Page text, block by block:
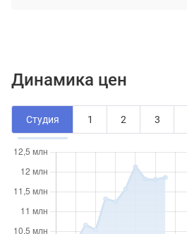
Динамика цен
Студия 1 2 3